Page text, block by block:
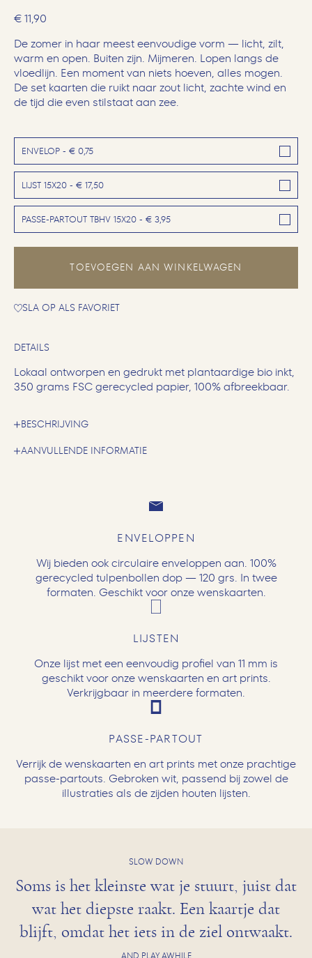
€ 11,90
De zomer in haar meest eenvoudige vorm — licht, zilt,
warm en open. Buiten zijn. Mijmeren. Lopen langs de
vloedlijn. Een moment van niets hoeven, alles mogen.
De set kaarten die ruikt naar zout licht, zachte wind en
de tijd die even stilstaat aan zee.
ENVELOP - € 0,75
LIJST 15X20 - € 17,50
PASSE-PARTOUT TBHV 15X20 - € 3,95
TOEVOEGEN AAN WINKELWAGEN
SLA OP ALS FAVORIET
DETAILS
Lokaal ontworpen en gedrukt met plantaardige bio inkt,
350 grams FSC gerecycled papier, 100% afbreekbaar.
BESCHRIJVING
AANVULLENDE INFORMATIE
ENVELOPPEN
Wij bieden ook circulaire enveloppen aan. 100%
gerecycled tulpenbollen dop — 120 grs. In twee
formaten. Geschikt voor onze wenskaarten.
LIJSTEN
Onze lijst met een eenvoudig profiel van 11 mm is
geschikt voor onze wenskaarten en art prints.
Verkrijgbaar in meerdere formaten.
PASSE-PARTOUT
Verrijk de wenskaarten en art prints met onze prachtige
passe-partouts. Gebroken wit, passend bij zowel de
illustraties als de zijden houten lijsten.
SLOW DOWN
Soms is het kleinste wat je stuurt, juist dat
wat het diepste raakt. Een kaartje dat
blijft, omdat het iets in de ziel ontwaakt.